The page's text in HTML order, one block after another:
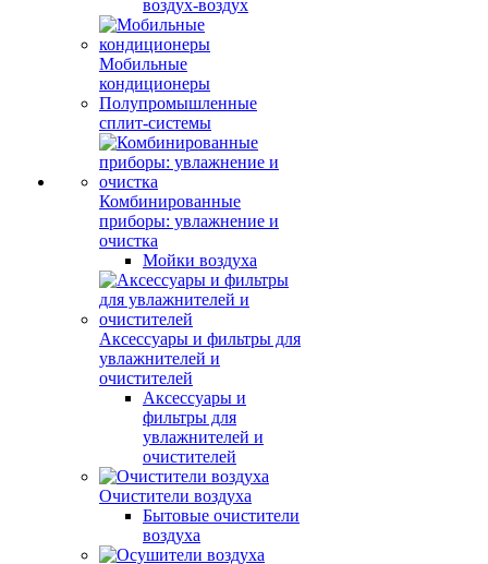
воздух-воздух
Мобильные
кондиционеры
Полупромышленные
сплит-системы
Комбинированные
приборы: увлажнение и
очистка
Мойки воздуха
Аксессуары и фильтры для
увлажнителей и
очистителей
Аксессуары и
фильтры для
увлажнителей и
очистителей
Очистители воздуха
Бытовые очистители
воздуха